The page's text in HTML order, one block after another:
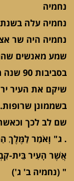
נחמיה
נחמיה עלה בשנת 445 לפנה"ס
נחמיה היה שר
שמע מאנשים
שיקם את העיר
בשממונן
שם לב לכך
. ג" וָאֹמַר לַמֶּלֶךְ
אֲשֶׁר הָעִיר בֵּית-
" (נחמיה ב' ג')